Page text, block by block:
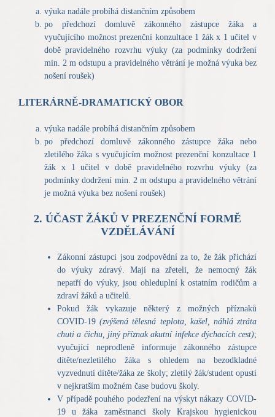
výuka nadále probíhá distančním způsobem
po předchozí domluvě zákonného zástupce žáka a
vyučujícího možnost prezenční konzultace 1 žák x 1 učitel v
době pravidelného rozvrhu výuky (za podmínky dodržení
min. 2 m odstupu a pravidelného větrání je možná výuka bez
nošení roušek)
LITERÁRNĚ-DRAMATICKÝ OBOR
výuka nadále probíhá distančním způsobem
po předchozí domluvě zákonného zástupce žáka nebo
zletilého žáka s vyučujícím možnost prezenční konzultace 1
žák x 1 učitel v době pravidelného rozvrhu výuky (za
podmínky dodržení min. 2 m odstupu a pravidelného větrání
je možná výuka bez nošení roušek)
2. ÚČAST ŽÁKŮ V PREZENČNÍ FORMĚ
VZDĚLÁVÁNÍ
Zákonní zástupci jsou zodpovědní za to, že žák přichází
do výuky zdravý. Mají na zřeteli, že nemocný žák
nepatří do výuky, jsou ohleduplní k ostatním rodičům a
zdraví žáků a učitelů.
Pokud žák vykazuje některý z možných příznaků
COVID-19(zvýšená tělesná teplota, kašel, náhlá ztráta
chuti a čichu, jiný příznak akutní infekce dýchacích cest);
vyučující neprodleně informuje zákonného zástupce
dítěte/nezletilého žáka s ohledem na bezodkladné
vyzvednutí dítěte/žáka ze školy; zletilý žák/student opustí
v nejkratším možném čase budovu školy.
V případě pouhého podezření na výskyt nákazy COVID-
19 u žáka zaměstnanci školy Krajskou hygienickou